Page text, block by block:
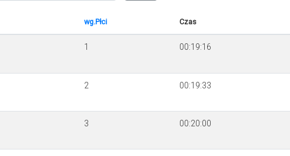
wg.Płci Czas
1 00:19:16
2 00:19:33
3 00:20:00